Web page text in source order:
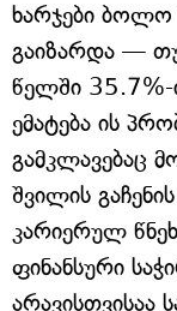
ხარჯები
გაიზარდა —
წელში 35.7%-
ემატება ის
გამკლავებაც
შვილის
კარიერულ
ფინანსური
არავისთვისაა